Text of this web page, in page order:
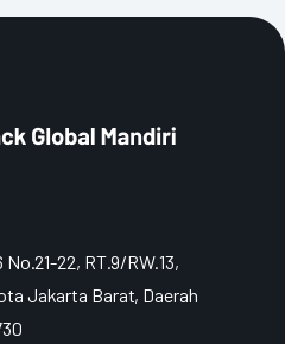
22, RT.9/RW.13,
Jakarta Barat, Daerah